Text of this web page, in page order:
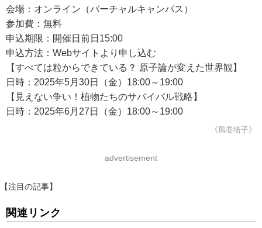
会場：オンライン（バーチャルキャンパス）
参加費：無料
申込期限：開催日前日15:00
申込方法：Webサイトより申し込む
【すべては粒からできている？ 原子論が変えた世界観】
日時：2025年5月30日（金）18:00～19:00
【見えない争い！植物たちのサバイバル戦略​】
日時：2025年6月27日（金）18:00～19:00
《風巻塔子》
advertisement
【注目の記事】
関連リンク